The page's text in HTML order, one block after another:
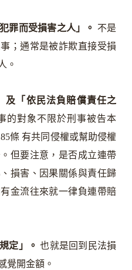
罪而受損害之人」。
不是
；通常是被詐欺直接受損
。
及「依民法負賠償責任之
的對象不限於刑事被告本
條 有共同侵權或幫助侵權
但要注意，是否成立連帶
損害、因果關係與責任歸
金流往來就一律負連帶賠
定」。 也就是回到民法損
覺開金額。